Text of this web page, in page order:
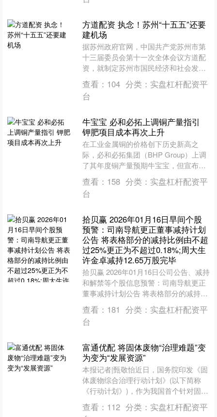
方道配资 执念！苏州“十五五”还要
建机场
据苏州政府官网，中国共产党苏州市第
十三届委员会第十一次全体会议方道配
资，就制定苏州市国民经济和社会发展
第十五个五年规划提出建议。其中在加
快建设现代化基础设施体系....
查看： 104 分类： 实盘杠杆配资平
台
牛宝宝 必和必拓上调铜产量指引
钾肥项目成本再次上升
在工业金属铜的价格创下历史新高之
际，必和必拓集团（BHP Group）上调
了其年度铜产量预期牛宝宝，但宣布其
在加拿大的大型钾肥项目再次出现成本
超支。 按市值计全....
查看： 158 分类： 实盘杠杆配资平
台
拾贝赢 2026年01月16日早间个股
预警：司南导航更正董事减持计划
公告 将表格部分的减持比例由不超
过25%更正为不超过0.18%;周大生
许金卓减持12.65万股完毕
拾贝赢 2026年01月16日公司公告、减持
和解禁等个股信息预警：司南导航更正
董事减持计划公告 将表格部分的减持比
例由不超过25%更正为不超过0.18%；
周大生....
查看： 181 分类： 实盘杠杆配资平
台
富通优配 将固体废物“治理难题”变
为变为“发展资源”
本报记者|甄敬怡近日，国务院印发《固
体废物综合治理行动计划》(以下简称
《行动计划》)，作为我国首个针对固体
废物综合治理作出系统性部署的专项文
件，为今后一段时期固....
查看： 112 分类： 实盘杠杆配资平